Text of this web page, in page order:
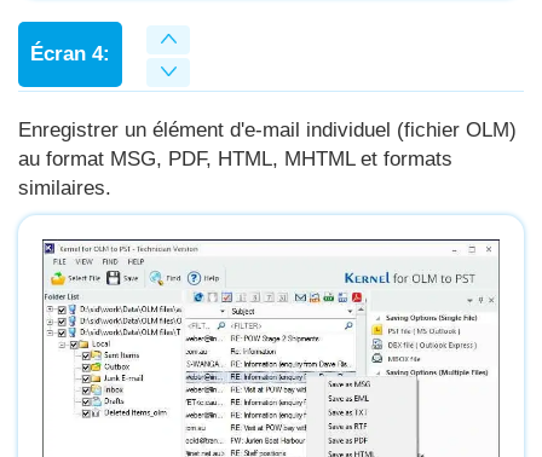
Écran 4:
Enregistrer un élément d'e-mail individuel (fichier OLM)
au format MSG, PDF, HTML, MHTML et formats
similaires.